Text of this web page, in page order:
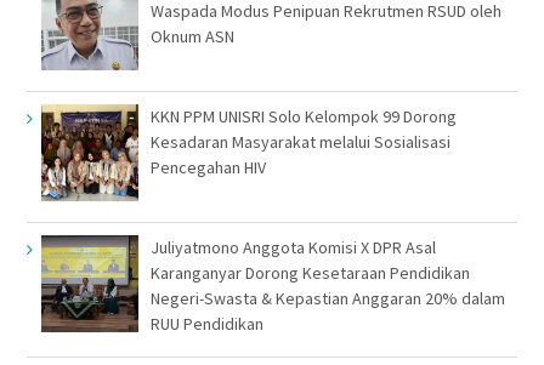
Waspada Modus Penipuan Rekrutmen RSUD oleh
Oknum ASN
KKN PPM UNISRI Solo Kelompok 99 Dorong
Kesadaran Masyarakat melalui Sosialisasi
Pencegahan HIV
Juliyatmono Anggota Komisi X DPR Asal
Karanganyar Dorong Kesetaraan Pendidikan
Negeri-Swasta & Kepastian Anggaran 20% dalam
RUU Pendidikan